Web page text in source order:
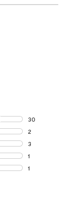
30
30 reviews with
2
2 reviews with 4
3
3 reviews with 3
1
1 review with 2
1